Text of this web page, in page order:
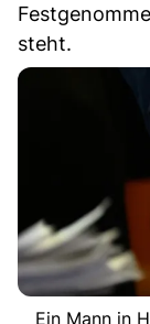
steht.
Ein Mann in